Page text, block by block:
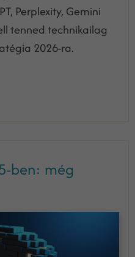
Perplexity, Gemini
tenned technikailag
2026-ra.
ben: még